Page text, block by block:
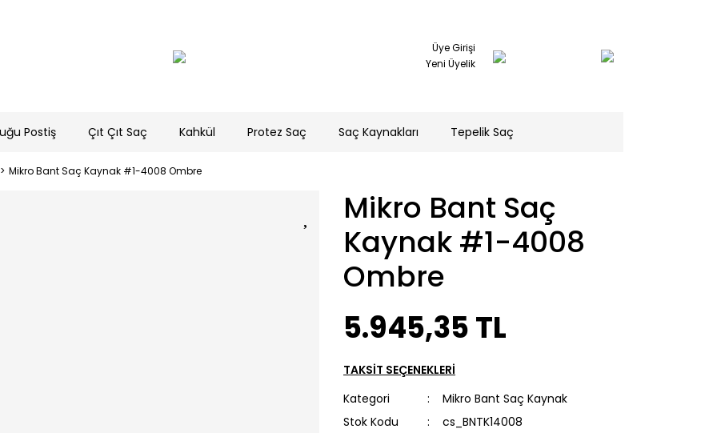
Üye Girişi
Yeni Üyelik
Postiş Çıt Çıt Saç Kahkül Protez Saç Saç Kaynakları Tepelik Saç
Mikro Bant Saç Kaynak #1-4008 Ombre
Mikro Bant Saç
Kaynak #1-4008
Ombre
5.945,35 TL
TAKSİT SEÇENEKLERİ
Kategori
Mikro Bant Saç Kaynak
Stok Kodu
cs_BNTK14008